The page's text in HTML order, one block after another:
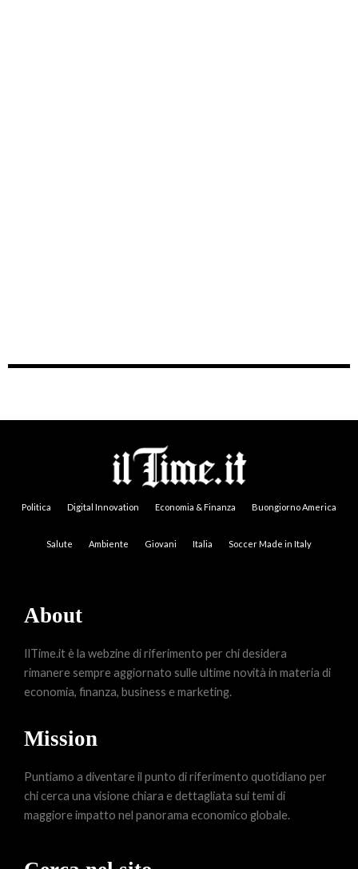
Politica Digital Innovation Economia & Finanza Buongiorno America
Salute Ambiente Giovani Italia Soccer Made in Italy
About
IlTime.it è la webzine di riferimento per chi desidera
rimanere sempre aggiornato sulle ultime novità in materia di
economia, finanza, business e marketing.
Mission
Puntiamo a diventare il punto di riferimento quotidiano per
chi cerca una visione chiara e dettagliata sui temi di
maggiore impatto nel panorama economico globale.